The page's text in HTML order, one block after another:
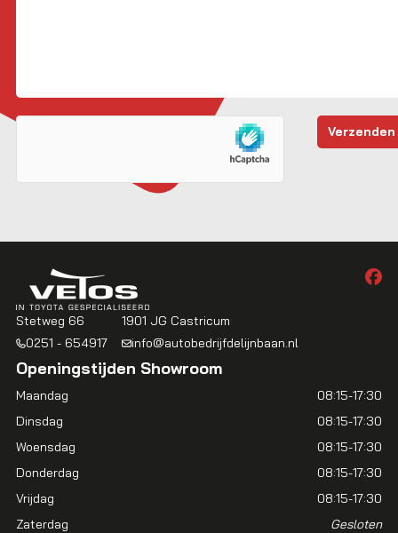
Stetweg 66
1901 JG Castricum
0251 - 654917
info@autobedrijfdelijnbaan.nl
Openingstijden Showroom
Maandag
08:15-17:30
Dinsdag
08:15-17:30
Woensdag
08:15-17:30
Donderdag
08:15-17:30
Vrijdag
08:15-17:30
Zaterdag
Gesloten